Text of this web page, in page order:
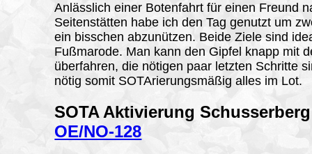
Anlässlich einer Botenfahrt für einen Freund
Seitenstätten habe ich den Tag genutzt um
ein bisschen abzunützen. Beide Ziele sind
Fußmarode. Man kann den Gipfel knapp mit
überfahren, die nötigen paar letzten Schritte
nötig somit SOTArierungsmäßig alles im Lot.
SOTA Aktivierung Schusserberg
OE/NO-128